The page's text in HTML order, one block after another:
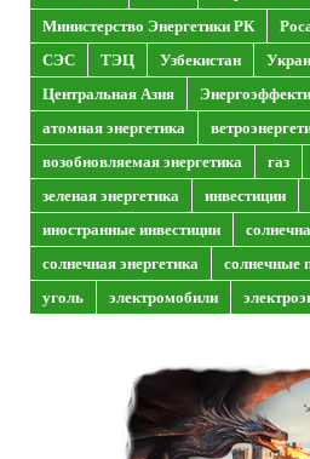
Министерство Энергетики РК
СЭС
ТЭЦ Узбекистан
Центральная Азия
атомная энергетика
возобновляемая энергетика
газ
зеленая энергетика
инвестиции
иностранные инвестиции
солнечная энергетика
солнечные
уголь
электромобили